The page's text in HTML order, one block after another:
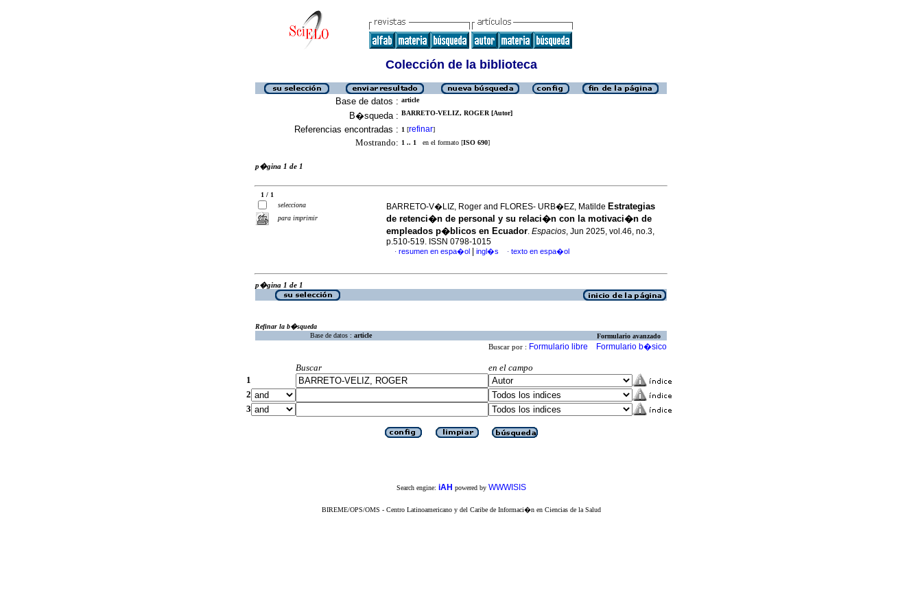
Colección de la biblioteca
Base de datos : article
B�squeda : BARRETO-VELIZ, ROGER [Autor]
Referencias encontradas : 1 [refinar]
Mostrando: 1 .. 1 en el formato [ISO 690]
p�gina 1 de 1
1 / 1
selecciona
para imprimir
BARRETO-V�LIZ, Roger and FLORES- URB�EZ, Matilde Estrategias
de retenci�n de personal y su relaci�n con la motivaci�n de
empleados p�blicos en Ecuador. Espacios, Jun 2025, vol.46, no.3,
p.510-519. ISSN 0798-1015
· resumen en espa�ol ingl�s · texto en espa�ol
p�gina 1 de 1
Refinar la b�squeda
Base de datos : article Formulario avanzado
Buscar por : Formulario libre Formulario b�sico
Buscar
en el campo
1
2
3
Search engine: iAH powered by WWWISIS
BIREME/OPS/OMS - Centro Latinoamericano y del Caribe de Informaci�n en Ciencias de la Salud